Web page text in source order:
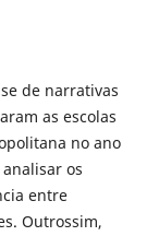
de narrativas
as escolas
no ano
os
entre
Outrossim,